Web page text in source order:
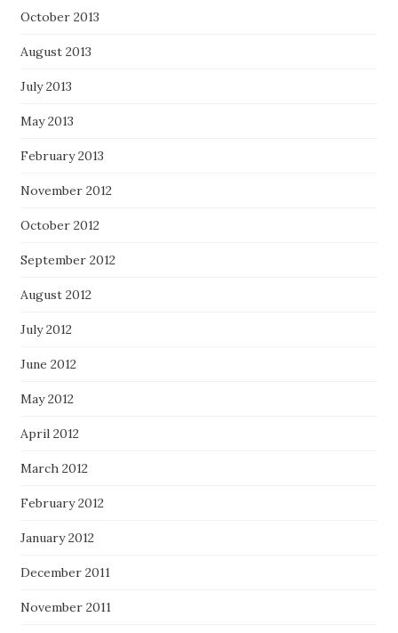
October 2013
August 2013
July 2013
May 2013
February 2013
November 2012
October 2012
September 2012
August 2012
July 2012
June 2012
May 2012
April 2012
March 2012
February 2012
January 2012
December 2011
November 2011